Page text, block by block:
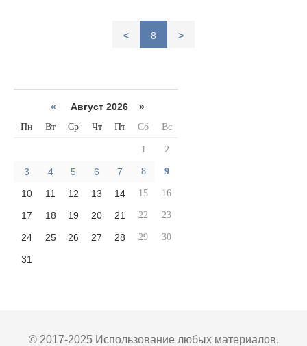
< 8 >
« Август 2026 »
Пн Вт Ср Чт Пт Сб Вс
1 2
3 4 5 6 7 8 9
10 11 12 13 14 15 16
17 18 19 20 21 22 23
24 25 26 27 28 29 30
31
© 2017-2025 Использование любых материалов,